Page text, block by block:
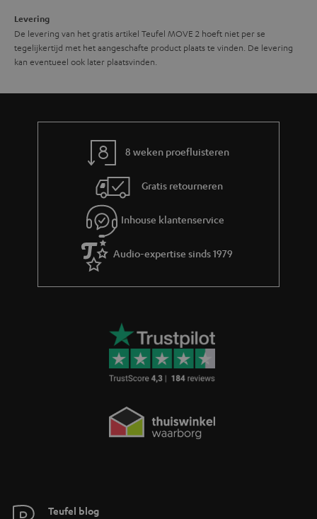
Levering
De levering van het gratis artikel Teufel MOVE 2 hoeft niet per se
tegelijkertijd met het aangeschafte product plaats te vinden. De levering
kan eventueel ook later plaatsvinden.
8 weken proefluisteren
Gratis retourneren
Inhouse klantenservice
Audio-expertise sinds 1979
Teufel blog